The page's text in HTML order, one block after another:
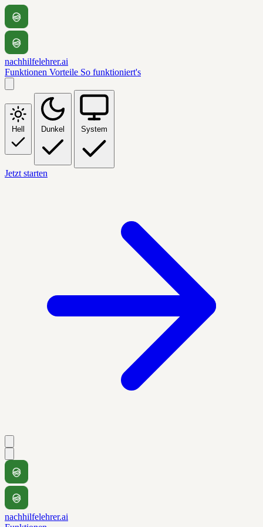
nachhilfelehrer.ai
Funktionen Vorteile So funktioniert's
Hell Dunkel System
Jetzt starten
nachhilfelehrer.ai